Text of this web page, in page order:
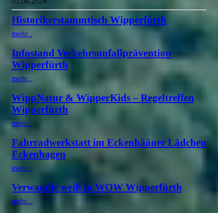
Historikerstammtisch Wipperfürth
mehr...
Infostand Verkehrsunfallprävention
Wipperfürth
mehr...
WippNatur & WipperKids – Regeltreffen
Wipperfürth
mehr...
Fahrradwerkstatt im Eckenhääner Lädchen
Eckenhagen
mehr...
Verwandle weiß in WOW Wipperfürth
mehr...